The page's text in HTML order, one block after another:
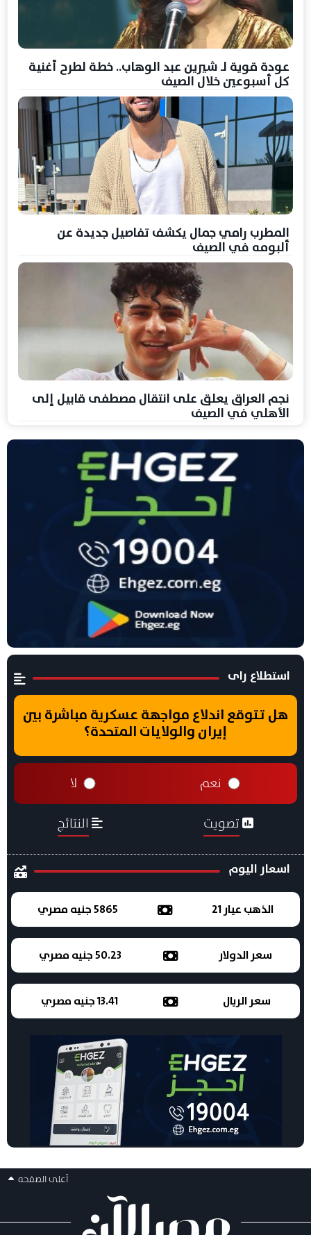
عودة قوية لـ شيرين عبد الوهاب.. خطة لطرح أغنية
كل أسبوعين خلال الصيف
المطرب رامي جمال يكشف تفاصيل جديدة عن
ألبومه في الصيف
نجم العراق يعلق على انتقال مصطفى قابيل إلى
الأهلي في الصيف
استطلاع راى
هل تتوقع اندلاع مواجهة عسكرية مباشرة بين
إيران والولايات المتحدة؟
نعم لا
تصويت النتائج
اسعار اليوم
الذهب عيار 21 5865 جنيه مصري
سعر الدولار 50.23 جنيه مصري
سعر الريال 13.41 جنيه مصري
أعلى الصفحه